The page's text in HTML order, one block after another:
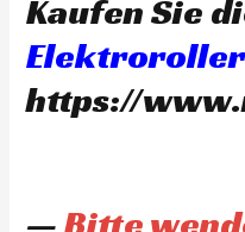
Kaufen Sie
https://